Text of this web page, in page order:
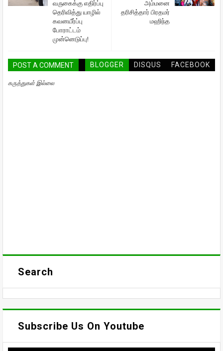
அம்மனை
தரிசித்தார் பிரதமர்
மஹிந்த
வருகைக்கு எதிர்ப்பு
தெரிவித்து யாழில்
கவனயீர்ப்பு
போராட்டம்
முன்னெடுப்பு!
POST A COMMENT BLOGGER DISQUS FACEBOOK
கருத்துகள் இல்லை
Search
Subscribe Us On Youtube